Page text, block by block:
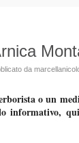
da
o un